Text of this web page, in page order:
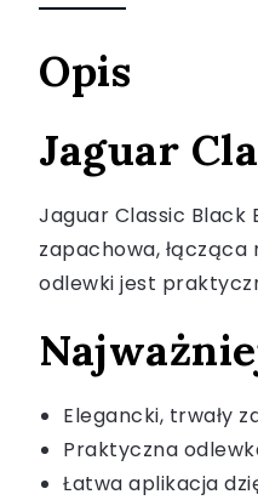
Opis
Jaguar
Jaguar Classic
zapachowa,
odlewki jest
Elegancki, trwały
Praktyczna
Łatwa aplikacja